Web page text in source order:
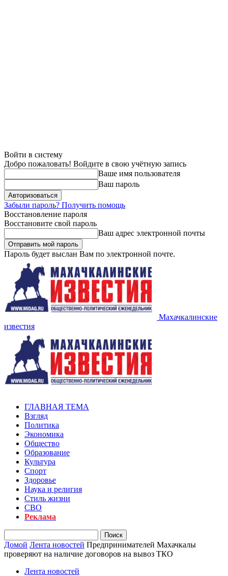
Войти в систему
Добро пожаловать! Войдите в свою учётную запись
Ваше имя пользователя
Ваш пароль
Забыли пароль? Получить помощь
Восстановление пароля
Восстановите свой пароль
Ваш адрес электронной почты
Пароль будет выслан Вам по электронной почте.
Махачкалинские
известия
ГЛАВНАЯ ТЕМА
Взгляд
Политика
Экономика
Общество
Образование
Культура
Спорт
Здоровье
Наука и религия
Стиль жизни
СВО
Реклама
Домой Лента новостей Предпринимателей Махачкалы
проверяют на наличие договоров на вывоз ТКО
Лента новостей